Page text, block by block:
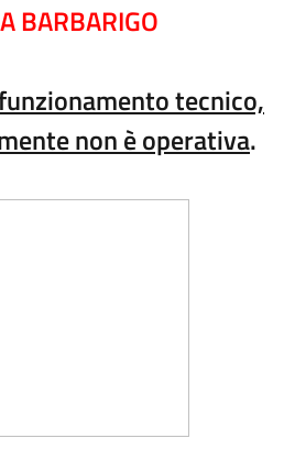
BARBARIGO
tecnico,
non è operativa.